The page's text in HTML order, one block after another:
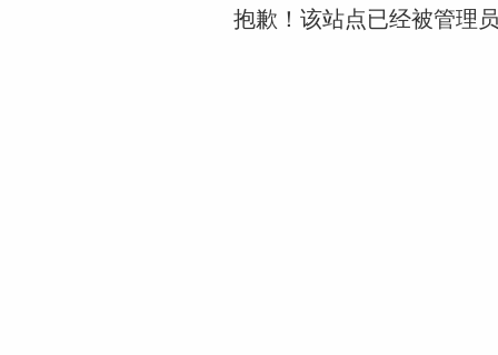
抱歉！该站点已经被管理